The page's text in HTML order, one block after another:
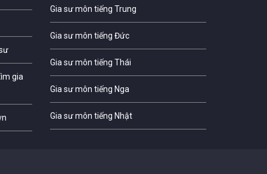
gia
Gia sư môn tiếng Trung
Gia sư môn tiếng Đức
Gia sư môn tiếng Thái
Gia sư môn tiếng Nga
Gia sư môn tiếng Nhật